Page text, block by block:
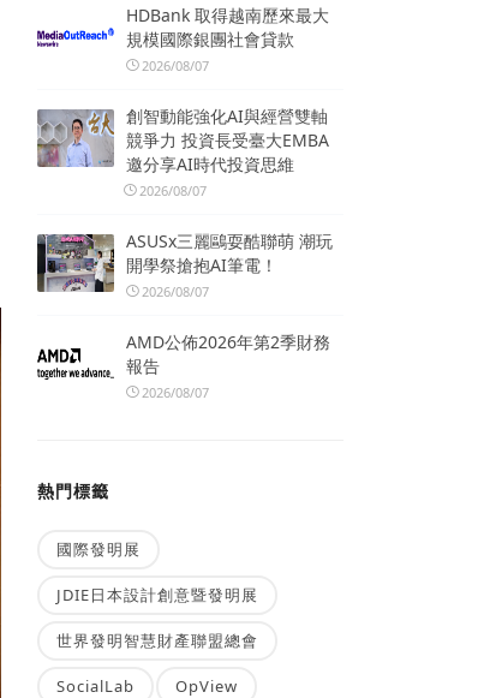
HDBank 取得越南歷來最大
規模國際銀團社會貸款
2026/08/07
創智動能強化AI與經營雙軸
競爭力 投資長受臺大EMBA
邀分享AI時代投資思維
2026/08/07
ASUSx三麗鷗耍酷聯萌 潮玩
開學祭搶抱AI筆電！
2026/08/07
AMD公佈2026年第2季財務
報告
2026/08/07
熱門標籤
國際發明展
JDIE日本設計創意暨發明展
世界發明智慧財產聯盟總會
SocialLab OpView